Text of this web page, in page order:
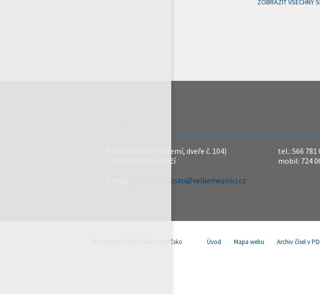
ZOBRAZIT VŠECHNY
Radnická 29/1 (přízemí, dveře č. 104)
594 13 Velké Meziříčí
velkomeziricsko@velkemezirici.cz
tel.: 566 781
mobil: 724
© Copyright 2026 Velkomeziříčsko Úvod Mapa webu Archiv čísel v